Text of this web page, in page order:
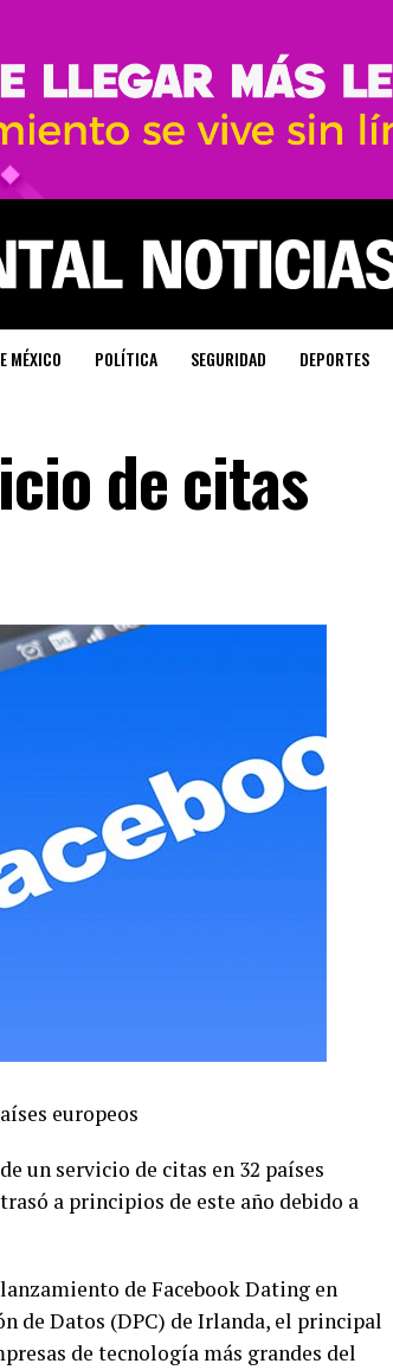
MÉXICO POLÍTICA SEGURIDAD DEPORTES
de citas
europeos
un servicio de citas en 32 países
a principios de este año debido a
de Facebook Dating en
de Datos (DPC) de Irlanda, el principal
de tecnología más grandes del